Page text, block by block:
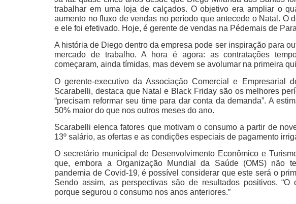
trabalhar em uma loja de calçados. O objetivo era ampliar o
aumento no fluxo de vendas no período que antecede o Natal. O
e ele foi efetivado. Hoje, é gerente de vendas na Pédemais de
A história de Diego dentro da empresa pode ser inspiração para
mercado de trabalho. A hora é agora: as contratações
começaram, ainda tímidas, mas devem se avolumar na primeira
O gerente-executivo da Associação Comercial e Empresarial
Scarabelli, destaca que Natal e Black Friday são os melhores
“precisam reformar seu time para dar conta da demanda”. A
50% maior do que nos outros meses do ano.
Scarabelli elenca fatores que motivam o consumo a partir de
13º salário, as ofertas e as condições especiais de pagamento
O secretário municipal de Desenvolvimento Econômico e
que, embora a Organização Mundial da Saúde (OMS) não
pandemia de Covid-19, é possível considerar que este será o
Sendo assim, as perspectivas são de resultados positivos.
porque segurou o consumo nos anos anteriores.”